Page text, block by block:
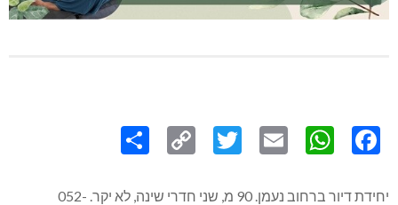
Link
יחידת דיור ברחוב נעמן. 90 מ, שני חדרי שינה, לא יקר. 052-